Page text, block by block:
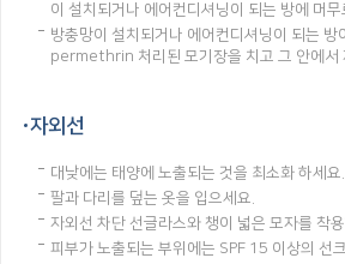
이 설치되거나 에어컨디셔닝이 되는 방에 머무
방충망이 설치되거나 에어컨디셔닝이 되는 방
permethrin 처리된 모기장을 치고 그 안에서
자외선
대낮에는 태양에 노출되는 것을 최소화 하세요.
팔과 다리를 덮는 옷을 입으세요.
자외선 차단 선글라스와 챙이 넓은 모자를 착용
피부가 노출되는 부위에는 SPF 15 이상의 선